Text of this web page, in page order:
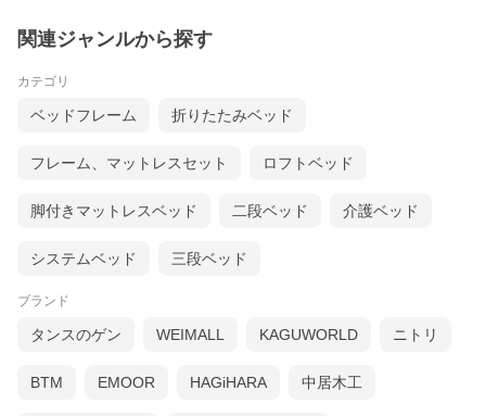
関連ジャンルから探す
カテゴリ
ベッドフレーム 折りたたみベッド
フレーム、マットレスセット ロフトベッド
脚付きマットレスベッド 二段ベッド 介護ベッド
システムベッド 三段ベッド
ブランド
タンスのゲン WEIMALL KAGUWORLD ニトリ
BTM EMOOR HAGiHARA 中居木工